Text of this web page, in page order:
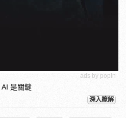
ads by popIn
是關鍵
深入瞭解